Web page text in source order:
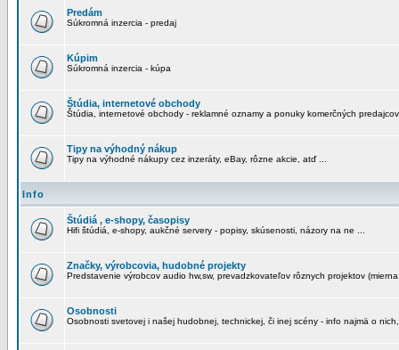
Predám
Súkromná inzercia - predaj
Kúpim
Súkromná inzercia - kúpa
Štúdia, internetové obchody
Štúdia, internetové obchody - reklamné oznamy a ponuky komerčných predajcov
Tipy na výhodný nákup
Tipy na výhodné nákupy cez inzeráty, eBay, rôzne akcie, atď ...
Info
Štúdiá , e-shopy, časopisy
Hifi štúdiá, e-shopy, aukčné servery - popisy, skúsenosti, názory na ne ...
Značky, výrobcovia, hudobné projekty
Predstavenie výrobcov audio hw,sw, prevadzkovateľov rôznych projektov
Osobnosti
Osobnosti svetovej i našej hudobnej, technickej, či inej scény - info najmä o